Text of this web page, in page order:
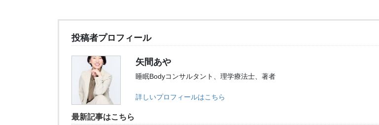
投稿者プロフィール
矢間あや
睡眠Bodyコンサルタント、理学療法士、著者
詳しいプロフィールはこちら
最新記事はこちら